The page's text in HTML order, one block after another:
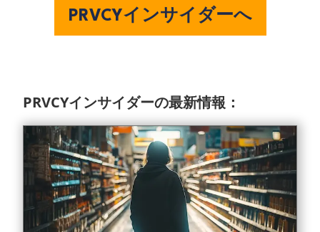
PRVCYインサイダーへ
PRVCYインサイダーの最新情報：